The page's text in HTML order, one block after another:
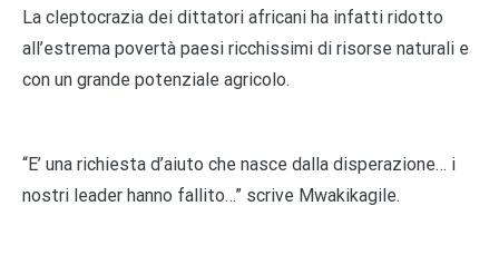
La cleptocrazia dei dittatori africani ha infatti ridotto
all’estrema povertà paesi ricchissimi di risorse naturali e
con un grande potenziale agricolo.
“E’ una richiesta d’aiuto che nasce dalla disperazione… i
nostri leader hanno fallito…” scrive Mwakikagile.